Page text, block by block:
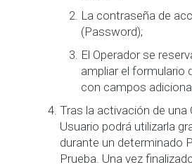
La contraseña de
(Password);
El Operador se
ampliar el formulario
con campos
Tras la activación de una
Usuario podrá utilizarla
durante un determinado
Prueba. Una vez